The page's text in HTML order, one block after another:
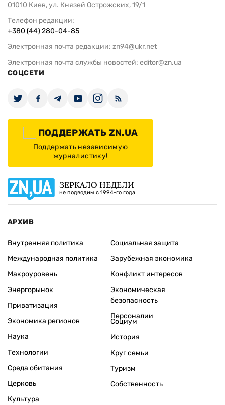
01010 Киев, ул. Князей Острожских, 19/1
Телефон редакции:
+380 (44) 280-04-85
Электронная почта редакции: zn94@ukr.net
Электронная почта службы новостей: editor@zn.ua
СОЦСЕТИ
ПОДДЕРЖАТЬ ZN.UA
Поддержать независимую
журналистику!
ЗЕРКАЛО НЕДЕЛИ
не подводим с 1994-го года
АРХИВ
Внутренняя политика
Международная политика
Макроуровень
Энергорынок
Приватизация
Экономика регионов
Социальная защита
Зарубежная экономика
Конфликт интересов
Экономическая
безопасность
Персоналии
Наука
Технологии
Среда обитания
Церковь
Культура
Социум
История
Круг семьи
Туризм
Собственность